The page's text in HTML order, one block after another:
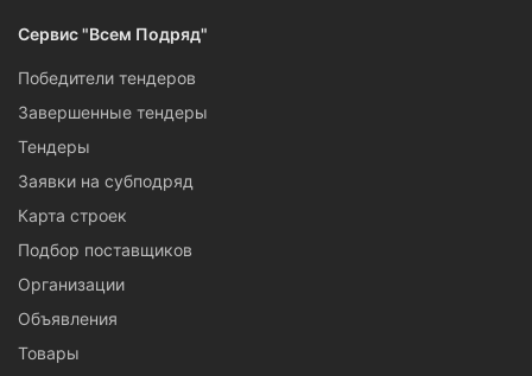
Сервис "Всем Подряд"
Победители тендеров
Завершенные тендеры
Тендеры
Заявки на субподряд
Карта строек
Подбор поставщиков
Организации
Объявления
Товары